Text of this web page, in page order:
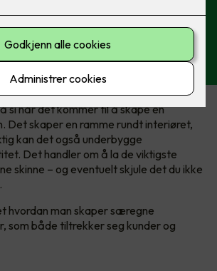
si når det kommer til å skape en
Det skaper en ramme rundt interiøret,
kan det også underbygge
Det handler om å la de viktigste
skinne – og eventuelt skjule det du ikke
hvordan man skaper særegne
som både tiltrekker seg kunder og